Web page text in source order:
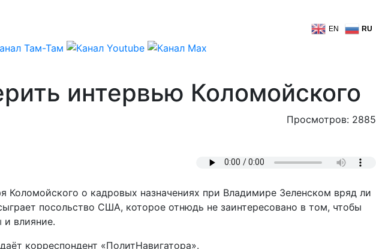
EN RU
интервью Коломойского
Просмотров: 2885
о кадровых назначениях при Владимире Зеленском вряд ли
посольство США, которое отнюдь не заинтересовано в том, чтобы
и влияние.
корреспондент «ПолитНавигатора».